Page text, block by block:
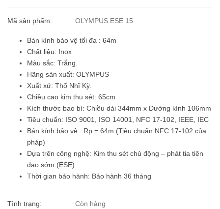
Mã sản phẩm: OLYMPUS ESE 15
Bán kính bảo vệ tối đa : 64m
Chất liệu: Inox
Màu sắc: Trắng.
Hãng sản xuất: OLYMPUS
Xuất xứ: Thổ Nhĩ Kỳ.
Chiều cao kim thu sét: 65cm
Kích thước bao bì: Chiều dài 344mm x Đường kính 106mm
Tiêu chuẩn: ISO 9001, ISO 14001, NFC 17-102, IEEE, IEC
Bán kính bảo vệ : Rp = 64m (Tiêu chuẩn NFC 17-102 của
pháp)
Dựa trên công nghệ: Kim thu sét chủ động – phát tia tiên
đạo sớm (ESE)
Thời gian bảo hành: Bảo hành 36 tháng
Tình trạng: Còn hàng